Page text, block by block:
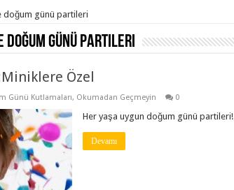
doğum günü partileri
doğum günü partileri
Özel
Günü Kutlamaları, Okumadan Geçmeyin 0
Her yaşa uygun doğum günü partileri!
Devamı